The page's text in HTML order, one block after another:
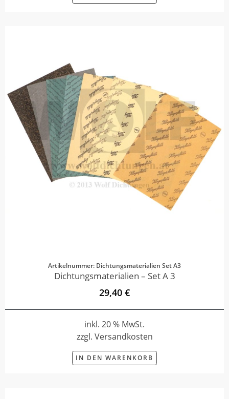
Artikelnummer: Dichtungsmaterialien Set A3
Dichtungsmaterialien – Set A 3
29,40 €
inkl. 20 % MwSt.
zzgl. Versandkosten
IN DEN WARENKORB